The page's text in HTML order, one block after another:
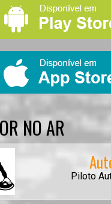
NO AR
Piloto